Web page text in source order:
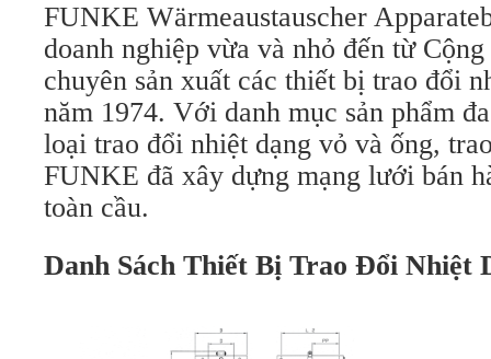
FUNKE Wärmeaustauscher
doanh nghiệp vừa và nhỏ đến từ
chuyên sản xuất các thiết bị trao đổi
năm 1974. Với danh mục sản phẩm
loại trao đổi nhiệt dạng vỏ và ống,
FUNKE đã xây dựng mạng lưới bán
toàn cầu.
Danh Sách Thiết Bị Trao Đổi Nhiệt